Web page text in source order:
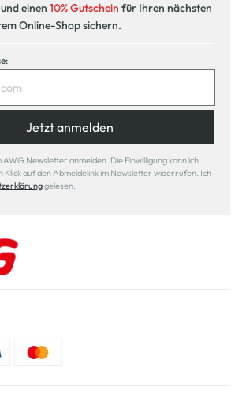
einen 10% Gutschein für Ihren nächsten
Online-Shop sichern.
Jetzt anmelden
AWG Newsletter anmelden. Die Einwilligung kann ich
Klick auf den Abmeldelink im Newsletter widerrufen. Ich
gelesen.